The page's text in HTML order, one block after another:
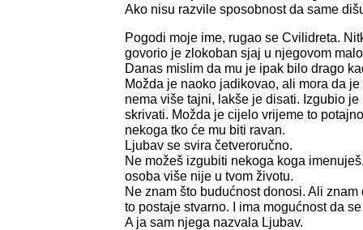
Ako nisu razvile sposobnost da same
Pogodi moje ime, rugao se Cvilidreta.
govorio je zlokoban sjaj u njegovom
Danas mislim da mu je ipak bilo drago
Možda je naoko jadikovao, ali mora da
nema više tajni, lakše je disati. Izgubio
skrivati. Možda je cijelo vrijeme to
nekoga tko će mu biti ravan.
Ljubav se svira četveroručno.
Ne možeš izgubiti nekoga koga
osoba više nije u tvom životu.
Ne znam što budućnost donosi. Ali
to postaje stvarno. I ima mogućnost da
A ja sam njega nazvala Ljubav.